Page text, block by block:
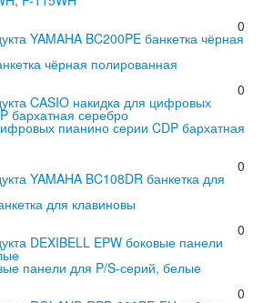
0
чёрная полированная
0
пианино серии CDP бархатная
0
для клавиновы
0
панели для P/S-серий, белые
0